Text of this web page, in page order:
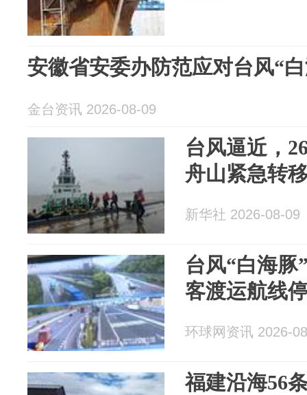
安徽省安委办防范应对台风“
金台资讯 2026-08-09
台风逼近，
舟山紧急转
新华社 2026-08-09
台风“白海豚
客渡运航线
环球网资讯 2026-
福建沿海56